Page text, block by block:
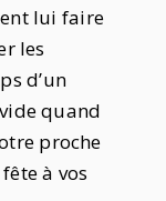
lui faire
les
d’un
quand
proche
à vos